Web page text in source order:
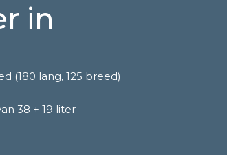
in
(180 lang, 125 breed)
38 + 19 liter